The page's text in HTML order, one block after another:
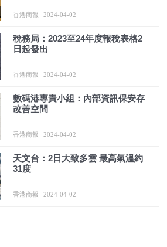
香港商報 2024-04-02
稅務局：2023至24年度報稅表格2
日起發出
香港商報 2024-04-02
數碼港專責小組：內部資訊保安存
改善空間
香港商報 2024-04-02
天文台：2日大致多雲 最高氣溫約
31度
香港商報 2024-04-02